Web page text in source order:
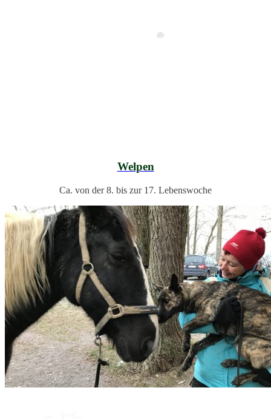
Welpen
Ca. von der 8. bis zur 17. Lebenswoche